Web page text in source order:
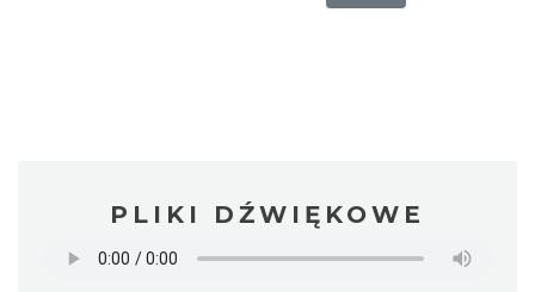
PLIKI DŹWIĘKOWE